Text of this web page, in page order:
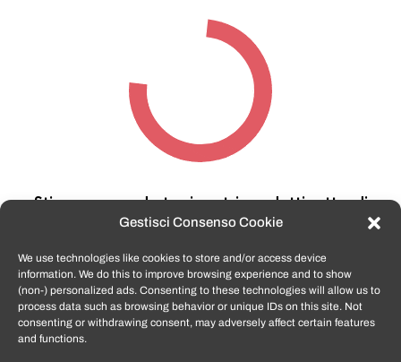
Gestisci Consenso Cookie
We use technologies like cookies to store and/or access device
information. We do this to improve browsing experience and to show
(non-) personalized ads. Consenting to these technologies will allow us to
process data such as browsing behavior or unique IDs on this site. Not
consenting or withdrawing consent, may adversely affect certain features
and functions.
Stiamo cercando tra i nostri prodotti, attendi
qualche secondo…
TomatoSmartphone.itè lo shop n.1 in italia per
smartphone ricondizionati garantiti e certificati
di tutte le marche,APPLE, SAMSUNG, HUAWEI,
ONEPLUS, XIAOMI e tanto altro